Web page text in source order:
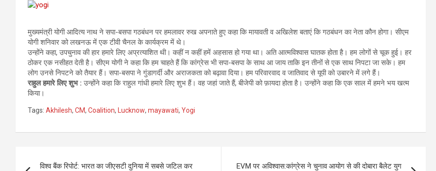
मुख्यमंत्री योगी आदित्य नाथ ने सपा-बसपा गठबंधन पर हमलावर रुख अपनाते हुए कहा कि मायावती व अखिलेश बताएं कि गठबंधन का नेता कौन होगा। सीएम
योगी शनिवार को लखनऊ में एक टीवी चैनल के कार्यक्रम में थे।
उन्होंने कहा, उपचुनाव की हार हमारे लिए अप्रत्याशित थी। कहीं न कहीं हमें अहसास हो गया था। अति आत्मविश्वास घातक होता है। हम लोगों से चूक हुई। हर
ठोकर एक नसीहत देती है। सीएम योगी ने कहा कि हम चाहते हैं कि कांग्रेस भी सपा-बसपा के साथ आ जाय ताकि इन तीनों से एक साथ निपटा जा सके। हम
लोग उनसे निपटने को तैयार हैं। सपा-बसपा ने गुंडागर्दी और अराजकता को बढ़ावा दिया। हम परिवारवाद व जातिवाद से यूपी को उबारने में लगे हैं।
राहुल हमारे लिए शुभ : उन्होंने कहा कि राहुल गांधी हमारे लिए शुभ हैं। वह जहां जाते हैं, बीजेपी को फ़ायदा होता है। उन्होंने कहा कि एक साल में हमने भय खत्म
किया।
Tags: Akhilesh, CM, Coalition, Lucknow, mayawati, Yogi
विश्व बैंक रिपोर्ट: भारत का जीएसटी दुनिया में सबसे जटिल कर
EVM पर अविश्वास:कांग्रेस ने चुनाव आयोग से की दोबारा बैलेट युग